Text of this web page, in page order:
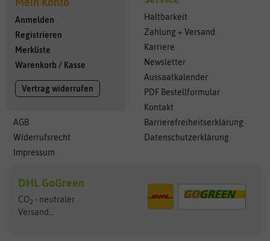
Mein Konto
Anmelden
Registrieren
Merkliste
Warenkorb / Kasse
Vertrag widerrufen
AGB
Widerrufsrecht
Impressum
Haltbarkeit
Zahlung + Versand
Karriere
Newsletter
Aussaatkalender
PDF Bestellformular
Kontakt
Barrierefreiheitserklärung
Datenschutzerklärung
DHL GoGreen
CO2 - neutraler
Versand...